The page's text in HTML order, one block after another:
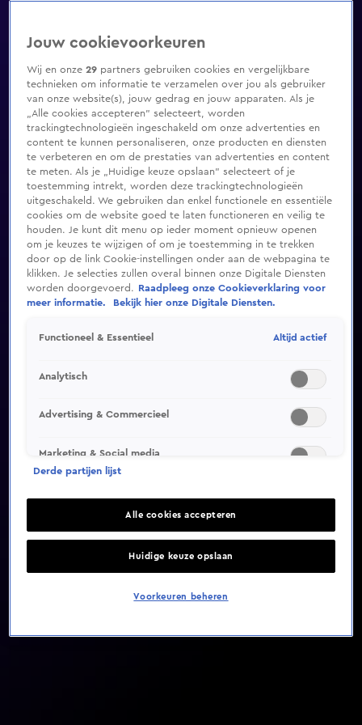
Video helaas niet gevonden
Jouw cookievoorkeuren
Wij en onze29 partners gebruiken cookies en vergelijkbare
technieken om informatie te verzamelen over jou als gebruiker
van onze website(s), jouw gedrag en jouw apparaten. Als je
„Alle cookies accepteren” selecteert, worden
trackingtechnologieën ingeschakeld om onze advertenties en
content te kunnen personaliseren, onze producten en diensten
te verbeteren en om de prestaties van advertenties en content
te meten. Als je „Huidige keuze opslaan” selecteert of je
toestemming intrekt, worden deze trackingtechnologieën
uitgeschakeld. We gebruiken dan enkel functionele en essentiële
cookies om de website goed te laten functioneren en veilig te
houden. Je kunt dit menu op ieder moment opnieuw openen
om je keuzes te wijzigen of om je toestemming in te trekken
door op de link Cookie-instellingen onder aan de webpagina te
klikken. Je selecties zullen overal binnen onze Digitale Diensten
worden doorgevoerd.
Raadpleeg onze Cookieverklaring voor
meer informatie.
Bekijk hier onze Digitale Diensten.
Functioneel & Essentieel Altijd actief
Analytisch
Advertising & Commercieel
Marketing & Social media
Derde partijen lijst
Alle cookies accepteren
Huidige keuze opslaan
Voorkeuren beheren